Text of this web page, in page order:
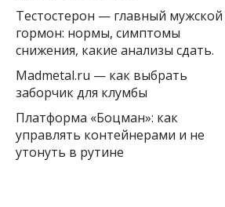
Тестостерон — главный мужской
гормон: нормы, симптомы
снижения, какие анализы сдать.
Madmetal.ru — как выбрать
заборчик для клумбы
Платформа «Боцман»: как
управлять контейнерами и не
утонуть в рутине